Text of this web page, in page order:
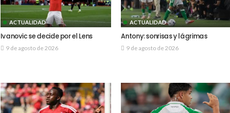
ACTUALIDAD
Ivanovic se decide por el Lens
9 de agosto de 2026
ACTUALIDAD
Antony: sonrisas y lágrimas
9 de agosto de 2026